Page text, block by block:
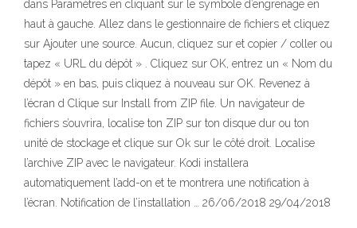
dans Paramètres en cliquant sur le symbole d’engrenage en
haut à gauche. Allez dans le gestionnaire de fichiers et cliquez
sur Ajouter une source. Aucun, cliquez sur et copier / coller ou
tapez « URL du dépôt » . Cliquez sur OK, entrez un « Nom du
dépôt » en bas, puis cliquez à nouveau sur OK. Revenez à
l’écran d Clique sur Install from ZIP file. Un navigateur de
fichiers s’ouvrira, localise ton ZIP sur ton disque dur ou ton
unité de stockage et clique sur Ok sur le côté droit. Localise
l’archive ZIP avec le navigateur. Kodi installera
automatiquement l’add-on et te montrera une notification à
l’écran. Notification de l’installation … 26/06/2018 29/04/2018